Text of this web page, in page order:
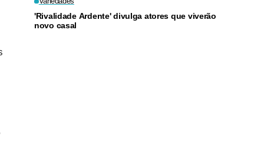
'Rivalidade Ardente' divulga atores que viverão
novo casal